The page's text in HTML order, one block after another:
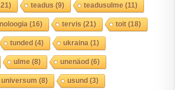
teadus (9) teadusulme (11)
(16) tervis (21) toit(18)
tunded(4) ukraina (1)
ulme (8) unenäod(6)
universum (8) usund(3)